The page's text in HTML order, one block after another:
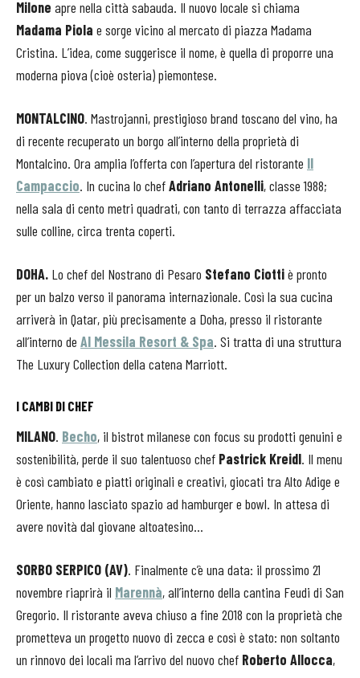
Milone apre nella città sabauda. Il nuovo locale si chiama
Madama Piola e sorge vicino al mercato di piazza Madama
Cristina. L’idea, come suggerisce il nome, è quella di proporre una
moderna piova (cioè osteria) piemontese.
MONTALCINO. Mastrojanni, prestigioso brand toscano del vino, ha
di recente recuperato un borgo all’interno della proprietà di
Montalcino. Ora amplia l’offerta con l’apertura del ristorante Il
Campaccio. In cucina lo chefAdriano Antonelli, classe 1988;
nella sala di cento metri quadrati, con tanto di terrazza affacciata
sulle colline, circa trenta coperti.
DOHA. Lo chef del Nostrano di Pesaro Stefano Ciottiè pronto
per un balzo verso il panorama internazionale. Così la sua cucina
arriverà in Qatar, più precisamente a Doha, presso il ristorante
all’interno de Al Messila Resort & Spa. Si tratta di una struttura
The Luxury Collection della catena Marriott.
I CAMBI DI CHEF
MILANO. Becho, il bistrot milanese con focus su prodotti genuini e
sostenibilità, perde il suo talentuoso chef Pastrick Kreidl. Il menu
è così cambiato e piatti originali e creativi, giocati tra Alto Adige e
Oriente, hanno lasciato spazio ad hamburger e bowl. In attesa di
avere novità dal giovane altoatesino…
SORBO SERPICO (AV). Finalmente c’è una data: il prossimo 21
novembre riaprirà il Marennà, all’interno della cantina Feudi di San
Gregorio. Il ristorante aveva chiuso a fine 2018 con la proprietà che
prometteva un progetto nuovo di zecca e così è stato: non soltanto
un rinnovo dei locali ma l’arrivo del nuovo chef Roberto Allocca,